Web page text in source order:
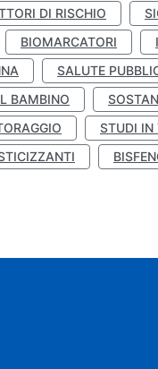
DI RISCHIO
BIOMARCATORI
SALUTE
BAMBINO
STUDI IN